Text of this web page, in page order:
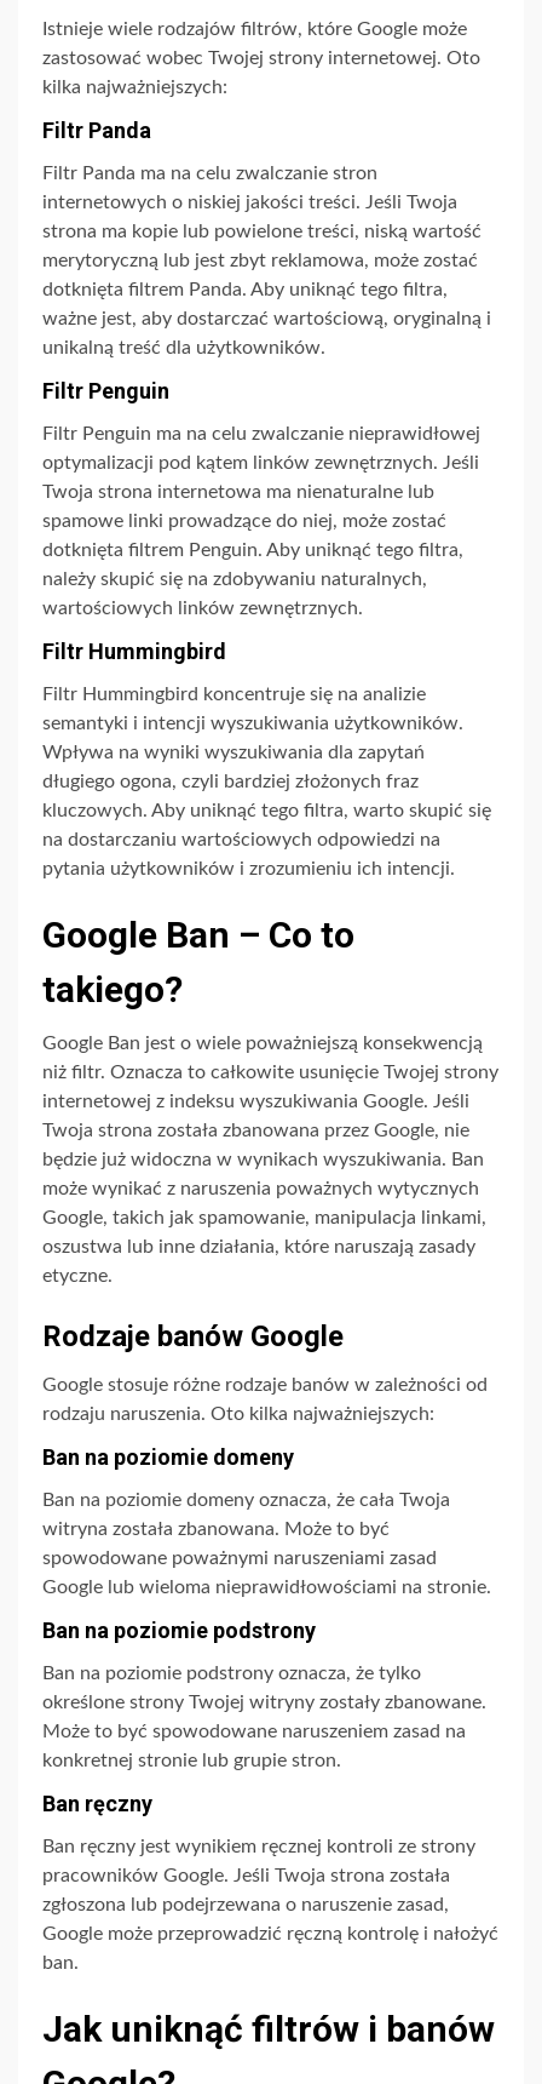
Istnieje wiele rodzajów filtrów, które Google może
zastosować wobec Twojej strony internetowej. Oto
kilka najważniejszych:
Filtr Panda
Filtr Panda ma na celu zwalczanie stron
internetowych o niskiej jakości treści. Jeśli Twoja
strona ma kopie lub powielone treści, niską wartość
merytoryczną lub jest zbyt reklamowa, może zostać
dotknięta filtrem Panda. Aby uniknąć tego filtra,
ważne jest, aby dostarczać wartościową, oryginalną i
unikalną treść dla użytkowników.
Filtr Penguin
Filtr Penguin ma na celu zwalczanie nieprawidłowej
optymalizacji pod kątem linków zewnętrznych. Jeśli
Twoja strona internetowa ma nienaturalne lub
spamowe linki prowadzące do niej, może zostać
dotknięta filtrem Penguin. Aby uniknąć tego filtra,
należy skupić się na zdobywaniu naturalnych,
wartościowych linków zewnętrznych.
Filtr Hummingbird
Filtr Hummingbird koncentruje się na analizie
semantyki i intencji wyszukiwania użytkowników.
Wpływa na wyniki wyszukiwania dla zapytań
długiego ogona, czyli bardziej złożonych fraz
kluczowych. Aby uniknąć tego filtra, warto skupić się
na dostarczaniu wartościowych odpowiedzi na
pytania użytkowników i zrozumieniu ich intencji.
Google Ban – Co to
takiego?
Google Ban jest o wiele poważniejszą konsekwencją
niż filtr. Oznacza to całkowite usunięcie Twojej strony
internetowej z indeksu wyszukiwania Google. Jeśli
Twoja strona została zbanowana przez Google, nie
będzie już widoczna w wynikach wyszukiwania. Ban
może wynikać z naruszenia poważnych wytycznych
Google, takich jak spamowanie, manipulacja linkami,
oszustwa lub inne działania, które naruszają zasady
etyczne.
Rodzaje banów Google
Google stosuje różne rodzaje banów w zależności od
rodzaju naruszenia. Oto kilka najważniejszych:
Ban na poziomie domeny
Ban na poziomie domeny oznacza, że cała Twoja
witryna została zbanowana. Może to być
spowodowane poważnymi naruszeniami zasad
Google lub wieloma nieprawidłowościami na stronie.
Ban na poziomie podstrony
Ban na poziomie podstrony oznacza, że tylko
określone strony Twojej witryny zostały zbanowane.
Może to być spowodowane naruszeniem zasad na
konkretnej stronie lub grupie stron.
Ban ręczny
Ban ręczny jest wynikiem ręcznej kontroli ze strony
pracowników Google. Jeśli Twoja strona została
zgłoszona lub podejrzewana o naruszenie zasad,
Google może przeprowadzić ręczną kontrolę i nałożyć
ban.
Jak uniknąć filtrów i banów